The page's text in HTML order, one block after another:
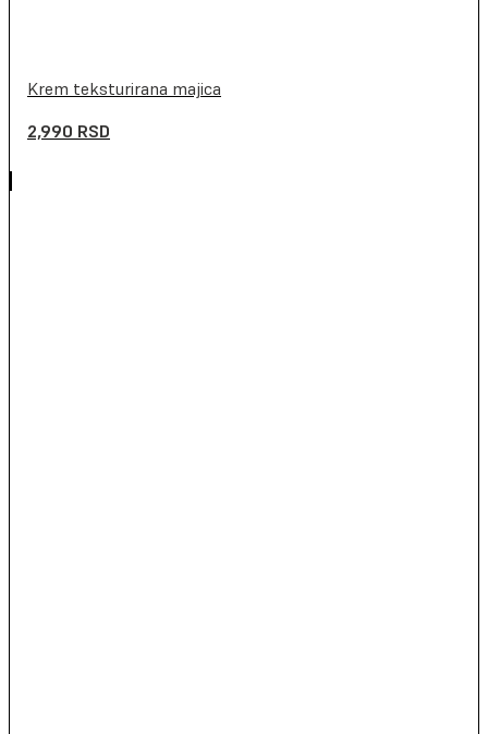
Krem teksturirana majica
2,990 RSD